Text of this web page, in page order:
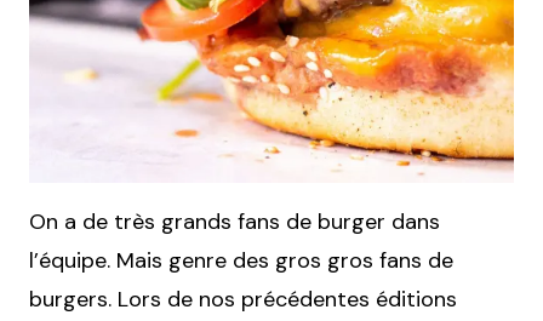
On a de très grands fans de burger dans
l’équipe. Mais genre des gros gros fans de
burgers. Lors de nos précédentes éditions